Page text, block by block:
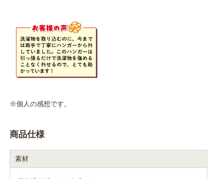
※個人の感想です。
商品仕様
素材